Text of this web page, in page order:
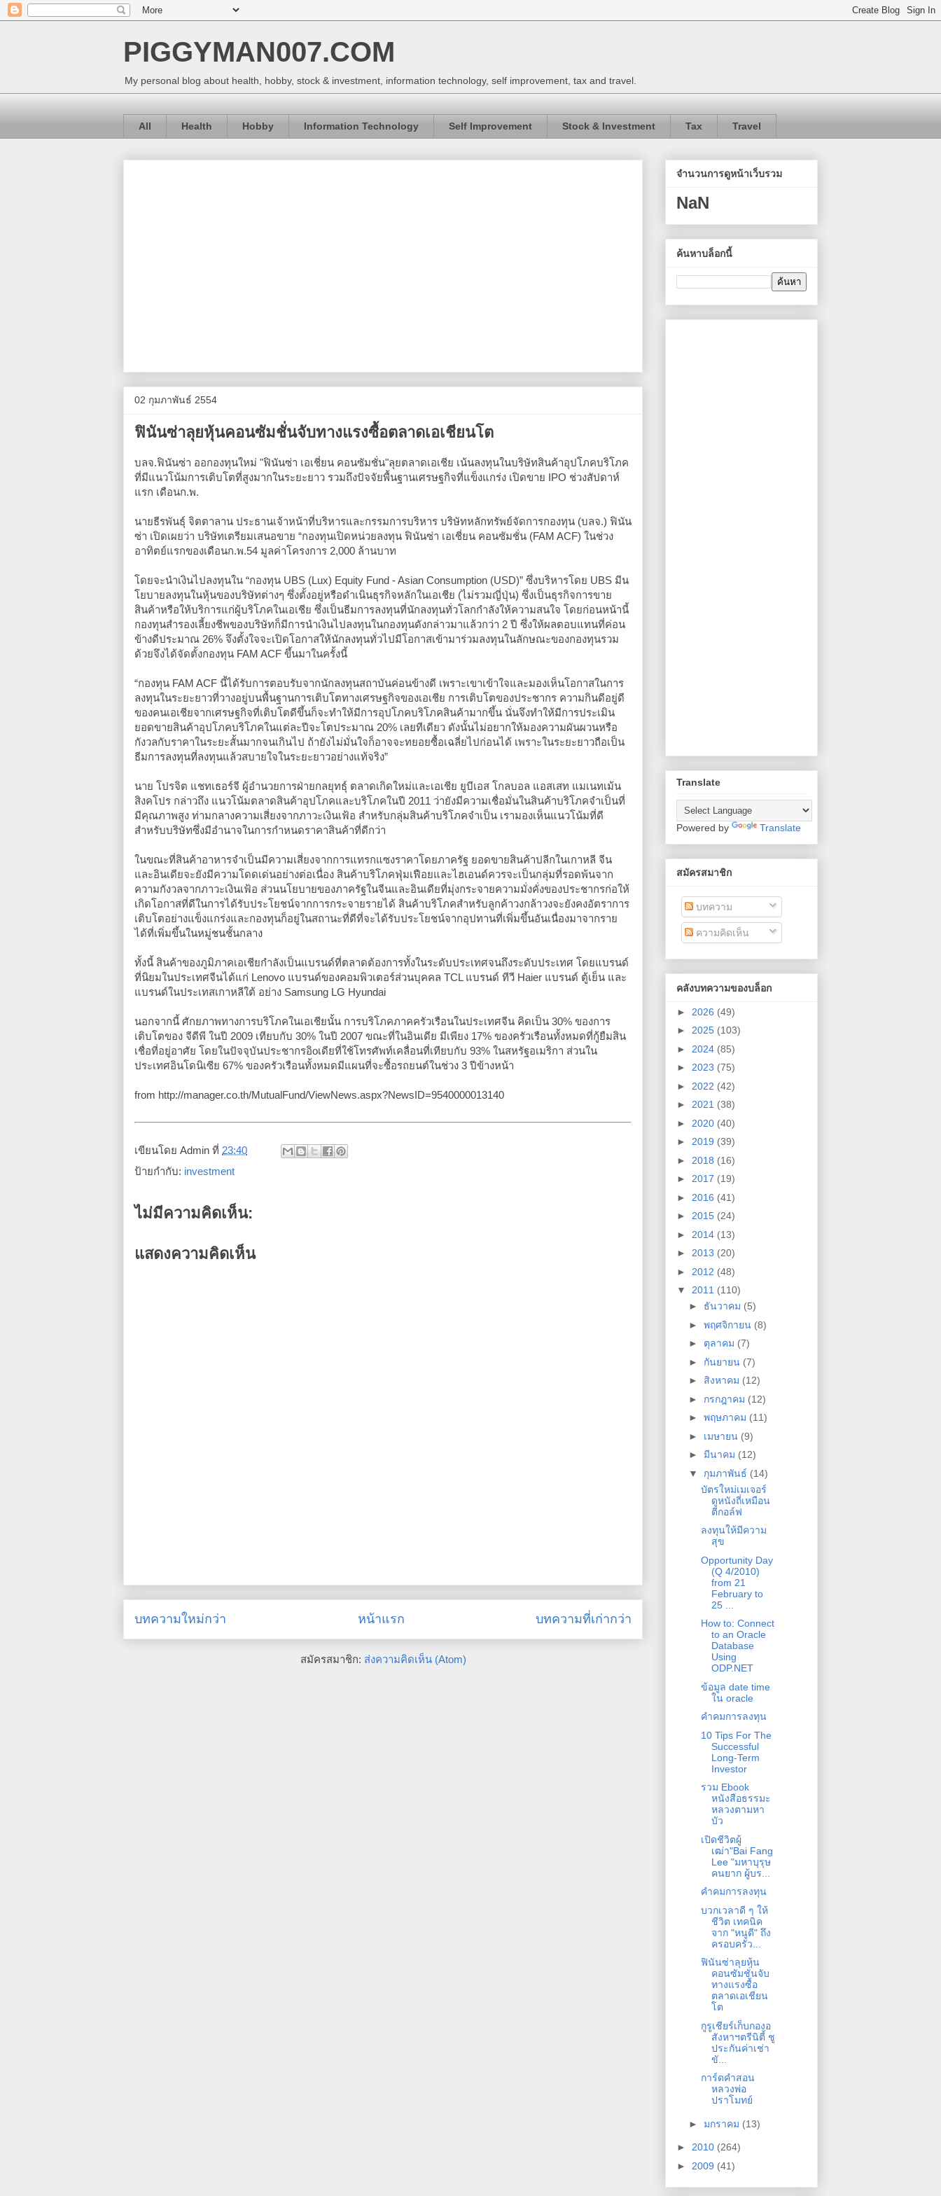
PIGGYMAN007.COM
My personal blog about health, hobby, stock & investment, information technology, self improvement, tax and travel.
All Health Hobby Information Technology Self Improvement Stock & Investment Tax Travel
02 กุมภาพันธ์ 2554
ฟินันซ่าลุยหุ้นคอนซัมชั่นจับทางแรงซื้อตลาดเอเชียนโต
บลจ.ฟินันซ่า ออกองทุนใหม่ "ฟินันซ่า เอเชี่ยน คอนซัมชั่น"ลุยตลาดเอเชีย เน้นลงทุนในบริษัทสินค้าอุปโภคบริโภค
ที่มีแนวโน้มการเติบโตที่สูงมากในระยะยาว รวมถึงปัจจัยพื้นฐานเศรษฐกิจที่แข็งแกร่ง เปิดขาย IPO ช่วงสัปดาห์
แรก เดือนก.พ.
นายธีรพันธุ์ จิตตาลาน ประธานเจ้าหน้าที่บริหารและกรรมการบริหาร บริษัทหลักทรัพย์จัดการกองทุน (บลจ.) ฟินัน
ซ่า เปิดเผยว่า บริษัทเตรียมเสนอขาย “กองทุนเปิดหน่วยลงทุน ฟินันซ่า เอเชี่ยน คอนซัมชั่น (FAM ACF) ในช่วง
อาทิตย์แรกของเดือนก.พ.54 มูลค่าโครงการ 2,000 ล้านบาท
โดยจะนำเงินไปลงทุนใน “กองทุน UBS (Lux) Equity Fund - Asian Consumption (USD)” ซึ่งบริหารโดย UBS มีน
โยบายลงทุนในหุ้นของบริษัทต่างๆ ซึ่งตั้งอยู่หรือดำเนินธุรกิจหลักในเอเชีย (ไม่รวมญี่ปุ่น) ซึ่งเป็นธุรกิจการขาย
สินค้าหรือให้บริการแก่ผู้บริโภคในเอเชีย ซึ่งเป็นธีมการลงทุนที่นักลงทุนทั่วโลกกำลังให้ความสนใจ โดยก่อนหน้านี้
กองทุนสำรองเลี้ยงชีพของบริษัทก็มีการนำเงินไปลงทุนในกองทุนดังกล่าวมาแล้วกว่า 2 ปี ซึ่งให้ผลตอบแทนที่ค่อน
ข้างดีประมาณ 26% จึงตั้งใจจะเปิดโอกาสให้นักลงทุนทั่วไปมีโอกาสเข้ามาร่วมลงทุนในลักษณะของกองทุนรวม
ด้วยจึงได้จัดตั้งกองทุน FAM ACF ขึ้นมาในครั้งนี้
“กองทุน FAM ACF นี้ได้รับการตอบรับจากนักลงทุนสถาบันค่อนข้างดี เพราะเขาเข้าใจและมองเห็นโอกาสในการ
ลงทุนในระยะยาวที่วางอยู่บนพื้นฐานการเติบโตทางเศรษฐกิจของเอเชีย การเติบโตของประชากร ความกินดีอยู่ดี
ของคนเอเชียจากเศรษฐกิจที่เติบโตดีขึ้นก็จะทำให้มีการอุปโภคบริโภคสินค้ามากขึ้น นั่นจึงทำให้มีการประเมิน
ยอดขายสินค้าอุปโภคบริโภคในแต่ละปีจะโตประมาณ 20% เลยทีเดียว ดังนั้นไม่อยากให้มองความผันผวนหรือ
กังวลกับราคาในระยะสั้นมากจนเกินไป ถ้ายังไม่มั่นใจก็อาจจะทยอยซื้อเฉลี่ยไปก่อนได้ เพราะในระยะยาวถือเป็น
ธีมการลงทุนที่ลงทุนแล้วสบายใจในระยะยาวอย่างแท้จริง”
นาย โปรจิต แชทเธอร์จี ผู้อำนวยการฝ่ายกลยุทธุ์ ตลาดเกิดใหม่และเอเชีย ยูบีเอส โกลบอล แอสเสท แมเนทเม้น
สิงคโปร กล่าวถึง แนวโน้มตลาดสินค้าอุปโภคและบริโภคในปี 2011 ว่ายังมีความเชื่อมั่นในสินค้าบริโภคจำเป็นที่
มีคุณภาพสูง ท่ามกลางความเสี่ยงจากภาวะเงินเฟ้อ สำหรับกลุ่มสินค้าบริโภคจำเป็น เรามองเห็นแนวโน้มที่ดี
สำหรับบริษัทซึ่งมีอำนาจในการกำหนดราคาสินค้าที่ดีกว่า
ในขณะที่สินค้าอาหารจำเป็นมีความเสี่ยงจากการแทรกแซงราคาโดยภาครัฐ ยอดขายสินค้าปลีกในเกาหลี จีน
และอินเดียจะยังมีความโดดเด่นอย่างต่อเนื่อง สินค้าบริโภคฟุ่มเฟือยและไฮเอนด์ควรจะเป็นกลุ่มที่รอดพ้นจาก
ความกังวลจากภาวะเงินเฟ้อ ส่วนนโยบายของภาครัฐในจีนและอินเดียที่มุ่งกระจายความมั่งคั่งของประชากรก่อให้
เกิดโอกาสที่ดีในการได้รับประโยชน์จากการกระจายรายได้ สินค้าบริโภคสำหรับลูกค้าวงกล้าวงจะยังคงอัตราการ
เติบโตอย่างแข็งแกร่งและกองทุนก็อยู่ในสถานะที่ดีที่จะได้รับประโยชน์จากอุปทานที่เพิ่มขึ้นอันเนื่องมาจากราย
ได้ที่เพิ่มขึ้นในหมู่ชนชั้นกลาง
ทั้งนี้ สินค้าของภูมิภาคเอเชียกำลังเป็นแบรนด์ที่ตลาดต้องการทั้งในระดับประเทศจนถึงระดับประเทศ โดยแบรนด์
ที่นิยมในประเทศจีนได้แก่ Lenovo แบรนด์ของคอมพิวเตอร์ส่วนบุคคล TCL แบรนด์ ทีวี Haier แบรนด์ ตู้เย็น และ
แบรนด์ในประเทสเกาหลีใต้ อย่าง Samsung LG Hyundai
นอกจากนี้ ศักยภาพทางการบริโภคในเอเชียนั้น การบริโภคภาคครัวเรือนในประเทศจีน คิดเป็น 30% ของการ
เติบโตของ จีดีพี ในปี 2009 เทียบกับ 30% ในปี 2007 ขณะที่ในอินเดีย มีเพียง 17% ของครัวเรือนทั้งหมดที่กู้ยืมสิน
เชื่อที่อยู่อาศัย โดยในปัจจุบันประชากรอิoเดียที่ใช้โทรศัพท์เคลื่อนที่เทียบกับ 93% ในสหรัฐอเมริกา ส่วนใน
ประเทศอินโดนิเซีย 67% ของครัวเรือนทั้งหมดมีแผนที่จะซื้อรถยนต์ในช่วง 3 ปีข้างหน้า
from http://manager.co.th/MutualFund/ViewNews.aspx?NewsID=9540000013140
เขียนโดย Admin ที่ 23:40
ป้ายกำกับ: investment
ไม่มีความคิดเห็น:
แสดงความคิดเห็น
บทความใหม่กว่า บทความที่เก่ากว่า
หน้าแรก
สมัครสมาชิก: ส่งความคิดเห็น (Atom)
จำนวนการดูหน้าเว็บรวม
NaN
ค้นหาบล็อกนี้
Translate
Powered by Translate
สมัครสมาชิก
บทความ
ความคิดเห็น
คลังบทความของบล็อก
► 2026 (49)
► 2025 (103)
► 2024 (85)
► 2023 (75)
► 2022 (42)
► 2021 (38)
► 2020 (40)
► 2019 (39)
► 2018 (16)
► 2017 (19)
► 2016 (41)
► 2015 (24)
► 2014 (13)
► 2013 (20)
► 2012 (48)
▼ 2011 (110)
► ธันวาคม (5)
► พฤศจิกายน (8)
► ตุลาคม (7)
► กันยายน (7)
► สิงหาคม (12)
► กรกฎาคม (12)
► พฤษภาคม (11)
► เมษายน (9)
► มีนาคม (12)
▼ กุมภาพันธ์ (14)
บัตรใหม่เมเจอร์
ดูหนังถี่เหมือน
ตีกอล์ฟ
ลงทุนให้มีความ
สุข
Opportunity Day
(Q 4/2010)
from 21
February to
25 ...
How to: Connect
to an Oracle
Database
Using
ODP.NET
ข้อมูล date time
ใน oracle
คำคมการลงทุน
10 Tips For The
Successful
Long-Term
Investor
รวม Ebook
หนังสือธรรมะ
หลวงตามหา
บัว
เปิดชีวิตผู้
เฒ่า"Bai Fang
Lee "มหาบุรุษ
คนยาก ผู้บร...
คำคมการลงทุน
บวกเวลาดี ๆ ให้
ชีวิต เทคนิค
จาก "หนูดี" ถึง
ครอบครัว...
ฟินันซ่าลุยหุ้น
คอนซัมชั่นจับ
ทางแรงซื้อ
ตลาดเอเชียน
โต
กูรูเชียร์เก็บกองอ
สังหาฯตรีนิตี้ ชู
ประกันค่าเช่า
ขั...
การ์ดคำสอน
หลวงพ่อ
ปราโมทย์
► มกราคม (13)
► 2010 (264)
► 2009 (41)